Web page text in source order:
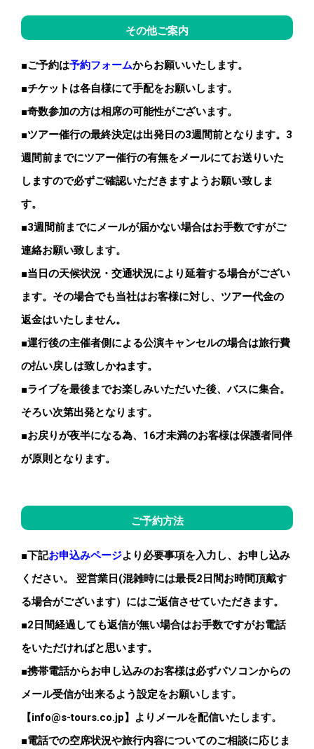
その他ご案内
■ご予約は予約フォームからお願いいたします。
■チケットは各自様にて手配をお願いします。
■奇数参加の方は相席の可能性がございます。
■ツアー催行の最終決定は出発日の3週間前となります。3
週間前までにツアー催行の有無をメールにてお送りいた
しますので必ずご確認いただきますようお願い致しま
す。
■3週間前までにメールが届かない場合はお手数ですがご
連絡お願い致します。
■当日の天候状況・交通状況により延着する場合がござい
ます。その場合でも当社はお客様に対し、ツアー代金の
返金はいたしません。
■運行後の主催者側による公演キャンセルの場合は旅行費
の払い戻しは致しかねます。
■ライブを最後までお楽しみいただいた後、バスに集合。
そろい次第出発となります。
■お戻りが夜半になる為、16才未満のお客様は保護者同伴
が原則となります。
ご予約方法
■下記お申込みページより必要事項を入力し、お申し込み
ください。
翌営業日(混雑時には最長2日間お時間頂戴す
る場合がございます）にはご返信させていただきます。
■2日間経過しても返信が無い場合はお手数ですがお電話
をいただければと思います。
■携帯電話からお申し込みのお客様は必ずパソコンからの
メール受信が出来るよう設定をお願いします。
【info@s-tours.co.jp】よりメールを配信いたします。
■電話での空席状況や旅行内容についてのご相談に応じま